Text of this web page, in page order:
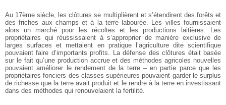
Au 17ème siècle, les clôtures se multiplièrent et s’étendirent des forêts et
des friches aux champs et à la terre labourée. Les villes fournissaient
alors un marché pour les récoltes et les productions laitières. Les
propriétaires qui réussissaient à s’approprier de manière exclusive de
larges surfaces et mettaient en pratique l’agriculture dite scientifique
pouvaient faire d’importants profits. La défense des clôtures était basée
sur le fait qu’une production accrue et des méthodes agricoles nouvelles
pouvaient améliorer le rendement de la terre – en partie parce que les
propriétaires fonciers des classes supérieures pouvaient garder le surplus
de richesse que la terre avait produit et le rendre à la terre en investissant
dans des méthodes qui renouvelaient la fertilité.